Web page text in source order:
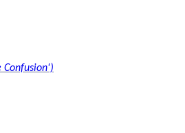
Confusion')